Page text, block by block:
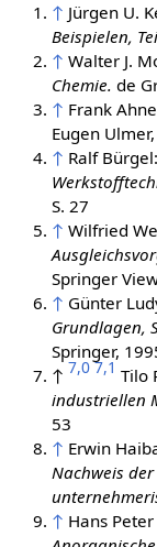
↑ Jürgen U.
Beispielen,
↑ Walter J.
Chemie. de
↑ Frank
Eugen
↑ Ralf Bürgel:
S. 27
↑ Wilfried
Springer
↑ Günter
Grundlagen,
Springer,
↑ 7,0 7,1 Tilo
industriellen
53
↑ Erwin
Nachweis
↑ Hans